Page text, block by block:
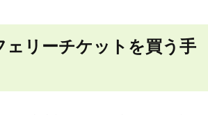
ェリーチケットを買う手